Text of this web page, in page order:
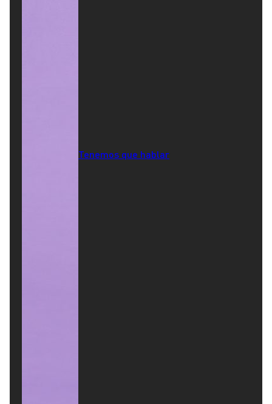
Tenemos que hablar